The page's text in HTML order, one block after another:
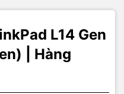
L14 Gen
| Hàng
(2x8GB), Hỗ trợ tối đa 64GB